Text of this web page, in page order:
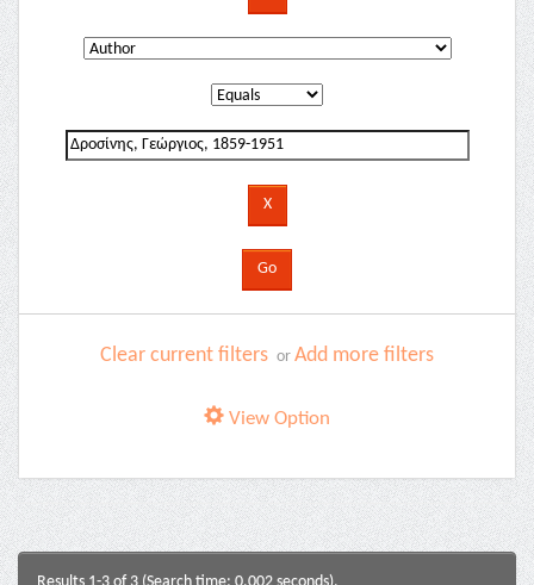
Clear current filters or Add more filters
View Option